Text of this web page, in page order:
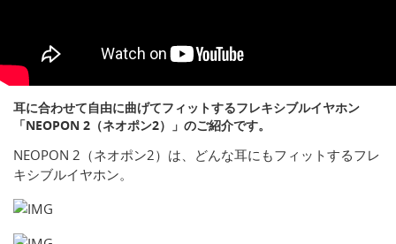
耳に合わせて自由に曲げてフィットするフレキシブルイヤホン
「NEOPON 2（ネオポン2）」のご紹介です。
NEOPON 2（ネオポン2）は、どんな耳にもフィットするフレ
キシブルイヤホン。